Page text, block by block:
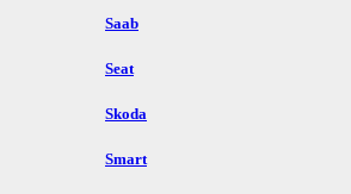
Saab
Seat
Skoda
Smart